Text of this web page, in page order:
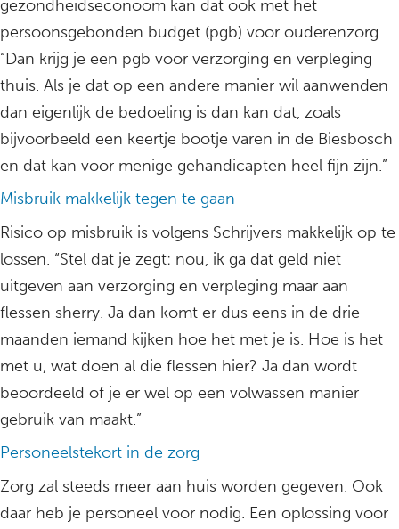
gezondheidseconoom kan dat ook met het
persoonsgebonden budget (pgb) voor ouderenzorg.
“Dan krijg je een pgb voor verzorging en verpleging
thuis. Als je dat op een andere manier wil aanwenden
dan eigenlijk de bedoeling is dan kan dat, zoals
bijvoorbeeld een keertje bootje varen in de Biesbosch
en dat kan voor menige gehandicapten heel fijn zijn.”
Misbruik makkelijk tegen te gaan
Risico op misbruik is volgens Schrijvers makkelijk op te
lossen. “Stel dat je zegt: nou, ik ga dat geld niet
uitgeven aan verzorging en verpleging maar aan
flessen sherry. Ja dan komt er dus eens in de drie
maanden iemand kijken hoe het met je is. Hoe is het
met u, wat doen al die flessen hier? Ja dan wordt
beoordeeld of je er wel op een volwassen manier
gebruik van maakt.”
Personeelstekort in de zorg
Zorg zal steeds meer aan huis worden gegeven. Ook
daar heb je personeel voor nodig. Een oplossing voor